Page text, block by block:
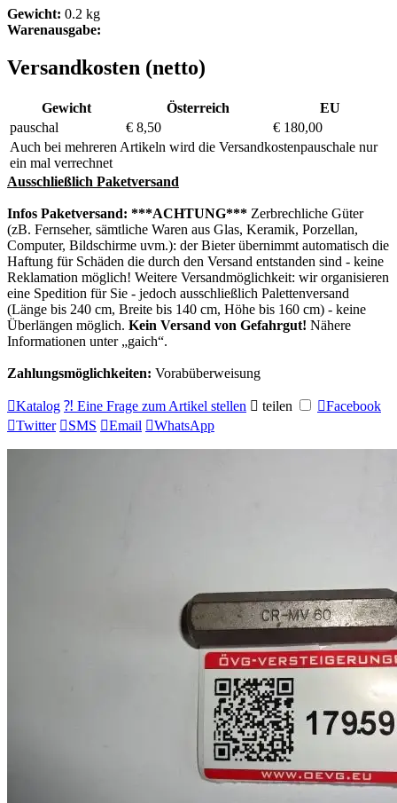
Gewicht: 0.2 kg
Warenausgabe:
Versandkosten (netto)
Gewicht Österreich
EU
pauschal
€ 8,50
€ 180,00
Auch bei mehreren Artikeln wird die Versandkostenpauschale nur
ein mal verrechnet
Ausschließlich Paketversand
Infos Paketversand: ***ACHTUNG*** Zerbrechliche Güter
(zB. Fernseher, sämtliche Waren aus Glas, Keramik, Porzellan,
Computer, Bildschirme uvm.): der Bieter übernimmt automatisch die
Haftung für Schäden die durch den Versand entstanden sind - keine
Reklamation möglich! Weitere Versandmöglichkeit: wir organisieren
eine Spedition für Sie - jedoch ausschließlich Palettenversand
(Länge bis 240 cm, Breite bis 140 cm, Höhe bis 160 cm) - keine
Überlängen möglich. Kein Versand von Gefahrgut! Nähere
Informationen unter
gaich .
Zahlungsmöglichkeiten: Vorabüberweisung
Katalog ⁈ Eine Frage zum Artikel stellen  teilen Facebook
Twitter SMS Email WhatsApp